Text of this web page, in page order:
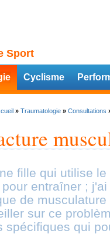
Sport
Cyclisme
» Traumatologie » Consultations
fille qui utilise
entraîner ;
de
sur ce
spécifiques qui